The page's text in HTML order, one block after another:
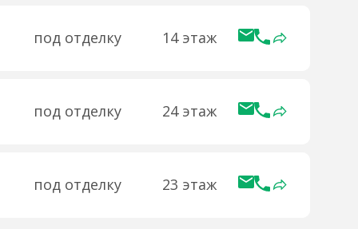
под отделку 14 этаж
под отделку 24 этаж
под отделку 23 этаж